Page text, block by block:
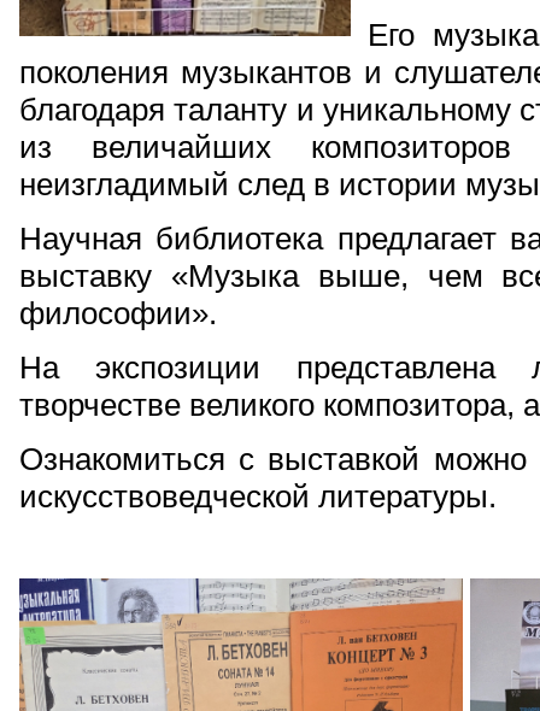
Его
поколения музыкантов и
благодаря таланту и уникальному
из величайших
неизгладимый след в истории
Научная библиотека предлагает
выставку «Музыка выше, чем
философии».
На экспозиции
творчестве великого композитора,
Ознакомиться с выставкой можно
искусствоведческой литературы.